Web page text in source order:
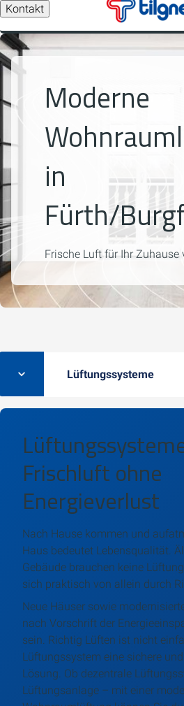
Kontakt
Moderne
in
Fürth/
Frische Luft für Ihr Zuhause
Lüftungssysteme
Frischluft ohne
Energieverlust
Nach Hause kommen und
Haus bedeutet Lebensqualität.
Gebäude brauchen keine
sich praktisch von allein durch
Neue Häuser sowie
nach Vorschrift der
sein. Richtig Lüften ist nicht
Lüftungssystem eine sichere
Lösung. Ob dezentrale
Lüftungsanlage – mit einer